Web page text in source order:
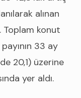
alınan
Toplam konut
33 ay
20,1) üzerine
yer aldı.